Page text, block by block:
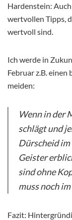
Hardenstein:
wertvollen Tipps,
wertvoll sind.
Ich werde in
Februar z.B.
meiden:
Wenn in der
schlägt und
Dürscheid
Geister
sind ohne
muss noch
Fazit: